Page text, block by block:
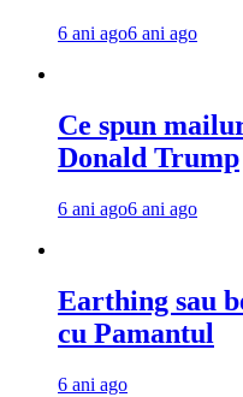
6 ani ago6 ani ago
Ce spun
Donald Trump
6 ani ago6 ani ago
Earthing sau
cu Pamantul
6 ani ago